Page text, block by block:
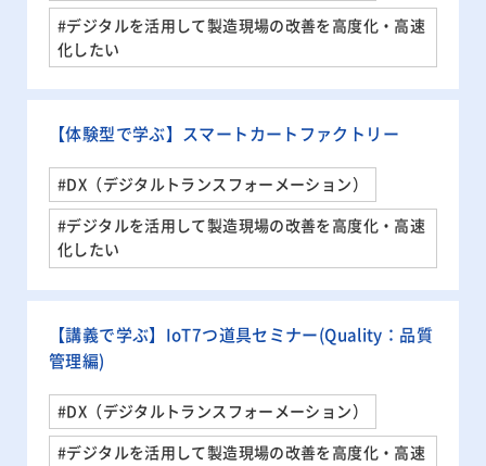
#デジタルを活用して製造現場の改善を高度化・高速
化したい
【体験型で学ぶ】スマートカートファクトリー
#DX（デジタルトランスフォーメーション）
#デジタルを活用して製造現場の改善を高度化・高速
化したい
【講義で学ぶ】IoT7つ道具セミナー(Quality：品質
管理編)
#DX（デジタルトランスフォーメーション）
#デジタルを活用して製造現場の改善を高度化・高速